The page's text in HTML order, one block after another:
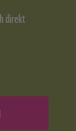
direkt